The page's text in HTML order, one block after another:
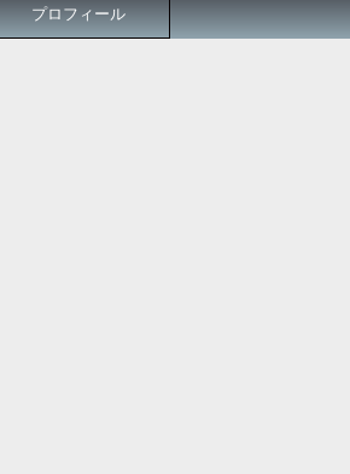
プロフィール